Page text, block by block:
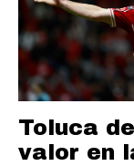
Toluca
valor en